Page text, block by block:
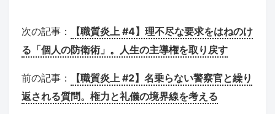
次の記事：
【職質炎上 #4】理不尽な要求をはねのけ
る「個人の防衛術」。人生の主導権を取り戻す
前の記事：
【職質炎上 #2】名乗らない警察官と繰り
返される質問。権力と礼儀の境界線を考える